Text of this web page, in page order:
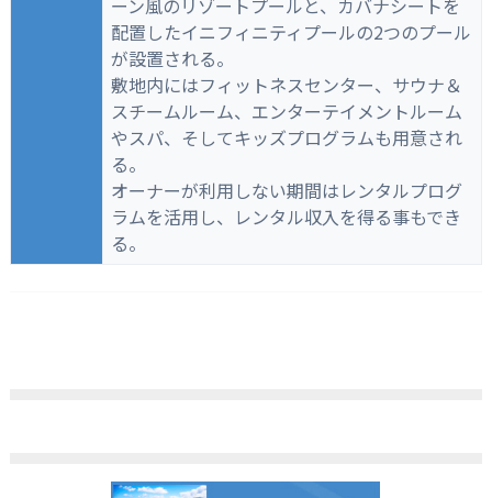
配置したイニフィニティプールの2つのプール
が設置される。
敷地内にはフィットネスセンター、サウナ＆
スチームルーム、エンターテイメントルーム
やスパ、そしてキッズプログラムも用意され
る。
オーナーが利用しない期間はレンタルプログ
ラムを活用し、レンタル収入を得る事もでき
る。